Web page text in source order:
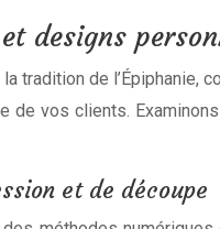
designs
de l’Épiphanie,
de vos clients.
et de découpe